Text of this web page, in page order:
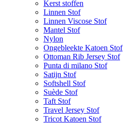
Kerst stoffen
Linnen Stof
Linnen Viscose Stof
Mantel Stof
Nylon
Ongebleekte Katoen Stof
Ottoman Rib Jersey Stof
Punta di milano Stof
Satijn Stof
Softshell Stof
Suède Stof
Taft Stof
Travel Jersey Stof
Tricot Katoen Stof